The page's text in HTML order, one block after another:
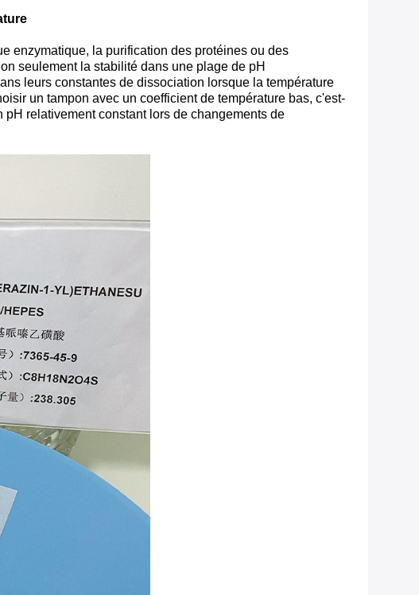
enzymatique, la purification des protéines ou des
seulement la stabilité dans une plage de pH
leurs constantes de dissociation lorsque la température
un tampon avec un coefficient de température bas, c'est-
relativement constant lors de changements de